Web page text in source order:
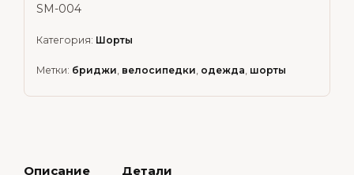
SM-004
Категория: Шорты
Метки: бриджи, велосипедки, одежда, шорты
Описание Детали